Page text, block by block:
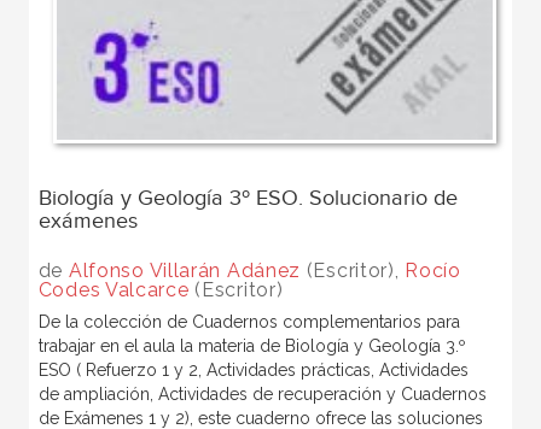
Biología y Geología 3º ESO. Solucionario de
exámenes
de Alfonso Villarán Adánez (Escritor), Rocío
Codes Valcarce (Escritor)
De la colección de Cuadernos complementarios para
trabajar en el aula la materia de Biología y Geología 3.º
ESO ( Refuerzo 1 y 2, Actividades prácticas, Actividades
de ampliación, Actividades de recuperación y Cuadernos
de Exámenes 1 y 2), este cuaderno ofrece las soluciones